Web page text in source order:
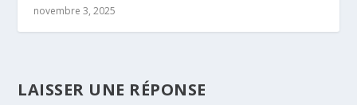
novembre 3, 2025
LAISSER UNE RÉPONSE